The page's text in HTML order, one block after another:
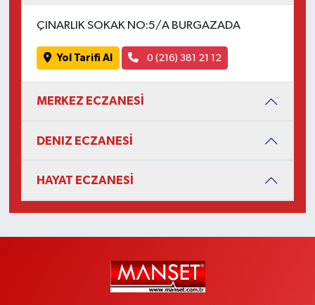
ÇINARLIK SOKAK NO:5/A BURGAZADA
Yol Tarifi Al 0 (216) 381 21 12
MERKEZ ECZANESİ
DENIZ ECZANESİ
HAYAT ECZANESİ